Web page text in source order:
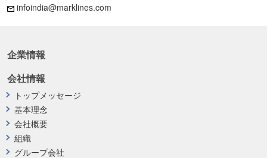
infoindia@marklines.com
企業情報
会社情報
トップメッセージ
基本理念
会社概要
組織
グループ会社